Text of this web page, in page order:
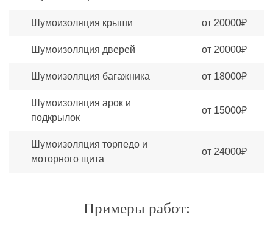
Шумоизоляция крыши от 20000₽
Шумоизоляция дверей от 20000₽
Шумоизоляция багажника от 18000₽
Шумоизоляция арок и
подкрылок
от 15000₽
Шумоизоляция торпедо и
моторного щита
от 24000₽
Примеры работ: